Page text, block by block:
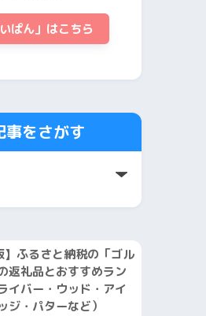
ぱん」はこちら
事をさがす
】ふるさと納税の「ゴル
返礼品とおすすめラン
イバー・ウッド・アイ
ジ・パターなど）